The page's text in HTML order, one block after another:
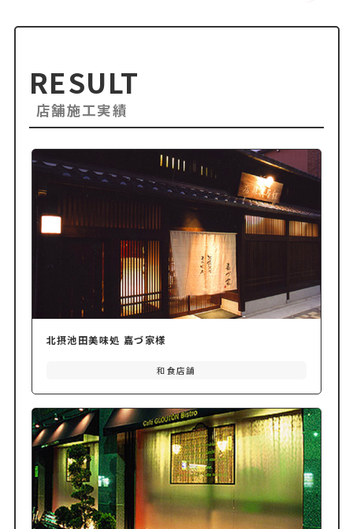
RESULT
店舗施工実績
北摂池田美味処 嘉づ家様
和食店舗